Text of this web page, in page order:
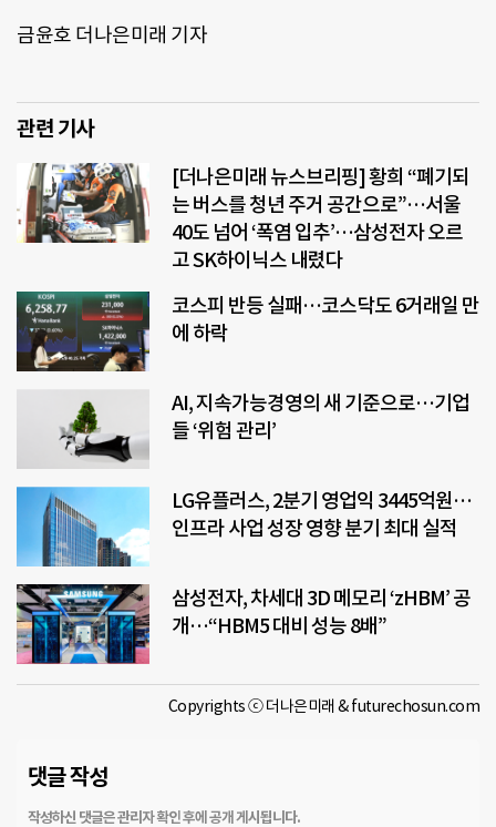
금윤호 더나은미래 기자
관련 기사
[더나은미래 뉴스브리핑] 황희 “폐기되
는 버스를 청년 주거 공간으로”…서울
40도 넘어 ‘폭염 입추’…삼성전자 오르
고 SK하이닉스 내렸다
코스피 반등 실패…코스닥도 6거래일 만
에 하락
AI, 지속가능경영의 새 기준으로…기업
들 ‘위험 관리’
LG유플러스, 2분기 영업익 3445억원…
인프라 사업 성장 영향 분기 최대 실적
삼성전자, 차세대 3D 메모리 ‘zHBM’ 공
개…“HBM5 대비 성능 8배”
Copyrights ⓒ 더나은미래 & futurechosun.com
댓글 작성